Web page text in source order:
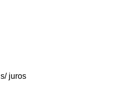
s/ juros